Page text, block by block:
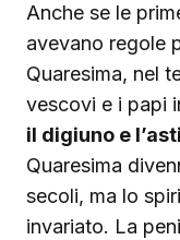
Anche se le
avevano regole
Quaresima, nel
vescovi e i papi
il digiuno e
Quaresima
secoli, ma lo
invariato. La